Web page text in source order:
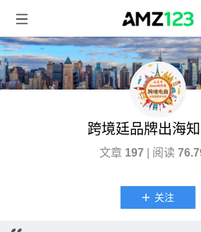
跨境廷品牌出海
文章 197| 阅读
关注